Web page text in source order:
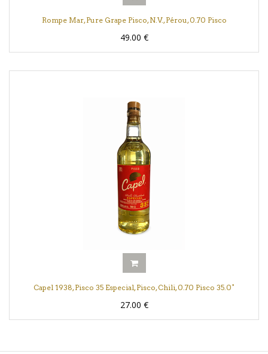
Rompe Mar, Pure Grape Pisco, N.V., Pérou, 0.70 Pisco
49.00 €
Capel 1938, Pisco 35 Especial, Pisco, Chili, 0.70 Pisco 35.0°
27.00 €